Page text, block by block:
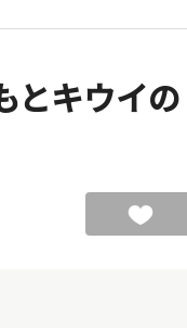
とキウイの